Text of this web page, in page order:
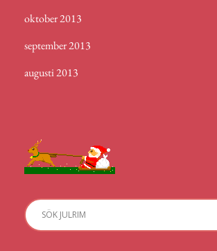
oktober 2013
september 2013
augusti 2013